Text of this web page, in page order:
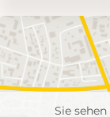
mit
Sie